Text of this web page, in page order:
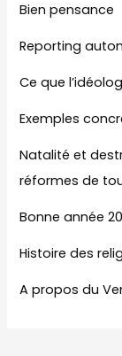
Bien pensance
Reporting
Ce que
Exemples
Natalité et
réformes de
Bonne année
Histoire des
A propos du